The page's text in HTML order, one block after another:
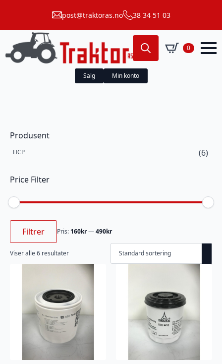
post@traktoras.no 38 34 51 03
Search
for:
0
Salg Min konto
Produsent
HCP (6)
Price Filter
Min.
Makspris
Filtrer Pris: 160kr—490kr
Viser alle 6 resultater